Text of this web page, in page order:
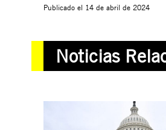
Publicado el 14 de abril de 2024
Noticias